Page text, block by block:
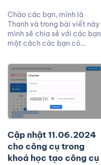
Chào các bạn, mình là
Thanh và trong bài viết này
mình sẽ chia sẻ với các bạn
một cách các bạn có…
Cập nhật 11.06.2024
cho công cụ trong
khoá học tạo công cụ